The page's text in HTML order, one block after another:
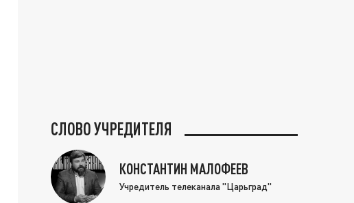
СЛОВО УЧРЕДИТЕЛЯ
КОНСТАНТИН МАЛОФЕЕВ
Учредитель телеканала "Царьград"